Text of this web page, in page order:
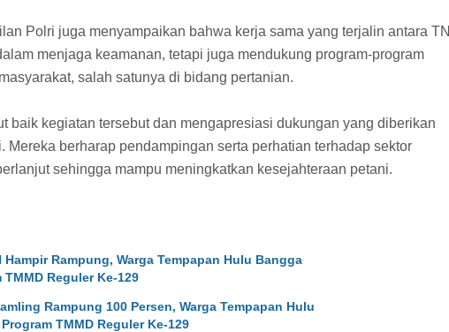
Polri juga menyampaikan bahwa kerja sama yang terjalin antara TNI
menjaga keamanan, tetapi juga mendukung program-program
salah satunya di bidang pertanian.
baik kegiatan tersebut dan mengapresiasi dukungan yang diberikan
Mereka berharap pendampingan serta perhatian terhadap sektor
sehingga mampu meningkatkan kesejahteraan petani.
Hampir Rampung, Warga Tempapan Hulu Bangga
Reguler Ke-129
Rampung 100 Persen, Warga Tempapan Hulu
TMMD Reguler Ke-129